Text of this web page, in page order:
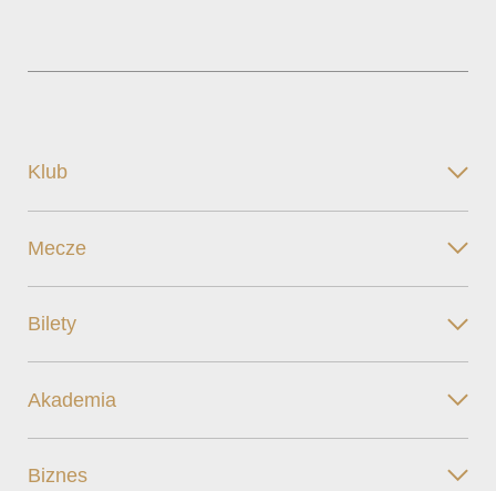
Klub
Mecze
Bilety
Akademia
Biznes